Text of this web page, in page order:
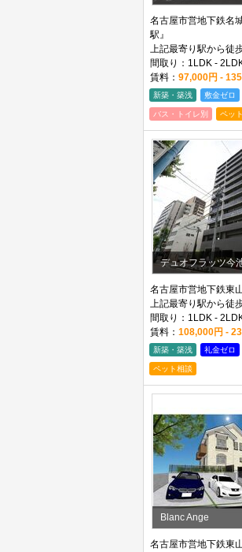
名古屋市営地下鉄名
駅』
上記最寄り駅から徒
間取り：1LDK -
賃料： 97,000円 -
新築・築浅 敷金ゼロ
バス・トイレ別 ペッ
デュオフラッツ今
名古屋市営地下鉄東
上記最寄り駅から徒
間取り：1LDK -
賃料： 108,000円 -
新築・築浅 礼金ゼロ
ペット相談
Blanc Ange
名古屋市営地下鉄東